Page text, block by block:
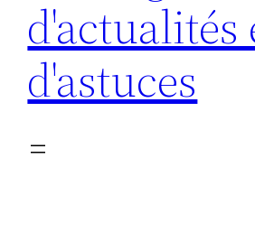
d'actualités
d'astuces